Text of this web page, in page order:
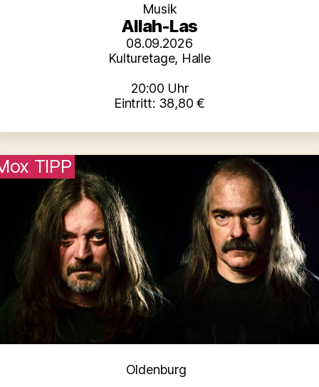
Musik
Allah-Las
08.09.2026
Kulturetage, Halle
20:00 Uhr
Eintritt: 38,80 €
TIPP
Kategorien
Oldenburg